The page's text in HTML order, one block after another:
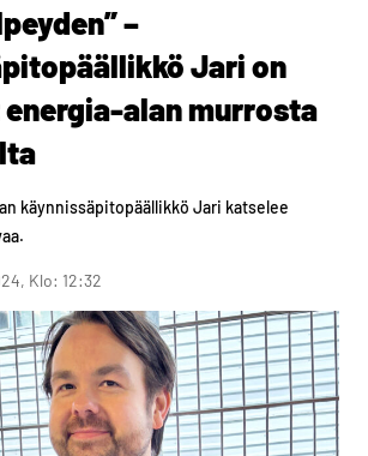
–
Jari on
alan murrosta
käynnissäpitopäällikkö Jari katselee
Klo: 12:32